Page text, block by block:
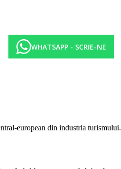
WHATSAPP - SCRIE-NE
european din industria turismului.